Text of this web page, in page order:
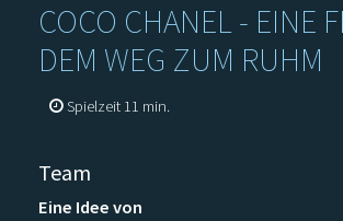
COCO CHANEL - EINE
DEM WEG ZUM RUHM
Spielzeit 11 min.
Team
Eine Idee von